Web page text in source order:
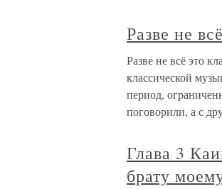
Разве не
Разве не всё это
классической
период,
поговорили, а с
Глава 3
брату